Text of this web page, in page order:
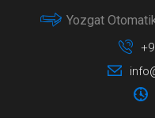
Yozgat